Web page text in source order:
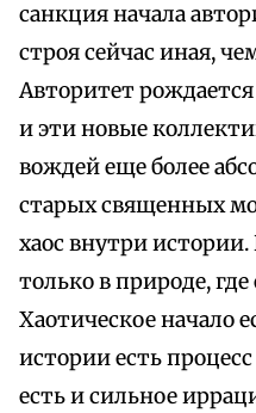
санкция начала
строя сейчас иная,
Авторитет
и эти новые
вождей еще более
старых священных
хаос внутри
только в природе,
Хаотическое начало
истории есть
есть и сильное